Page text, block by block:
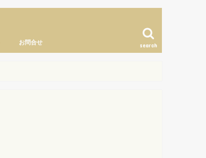
search
お問合せ